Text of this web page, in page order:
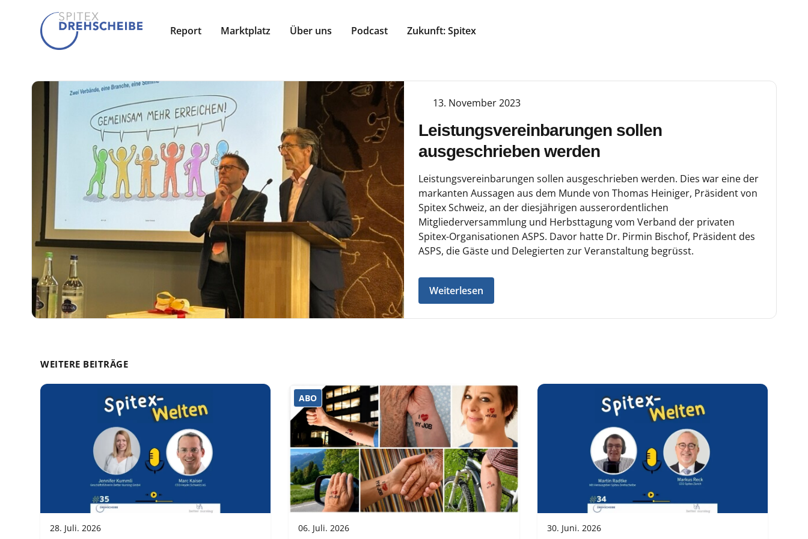
Report Marktplatz Über uns Podcast Zukunft: Spitex
13. November 2023
Leistungsvereinbarungen sollen
ausgeschrieben werden
Leistungsvereinbarungen sollen ausgeschrieben werden. Dies war eine der
markanten Aussagen aus dem Munde von Thomas Heiniger, Präsident von
Spitex Schweiz, an der diesjährigen ausserordentlichen
Mitgliederversammlung und Herbsttagung vom Verband der privaten
Spitex-Organisationen ASPS. Davor hatte Dr. Pirmin Bischof, Präsident des
ASPS, die Gäste und Delegierten zur Veranstaltung begrüsst.
Weiterlesen
WEITERE BEITRÄGE
28. Juli. 2026
ABO
06. Juli. 2026 30. Juni. 2026